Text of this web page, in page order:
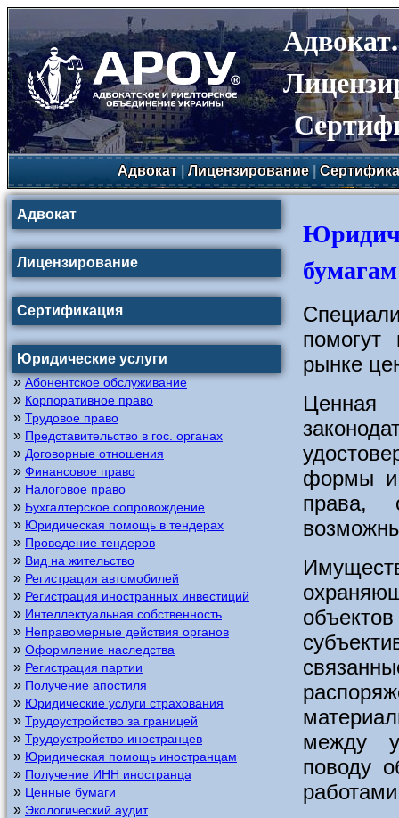
Адвокат|Лицензирование|
Адвокат
Лицензирование
Сертификация
Юридические услуги
»Абонентское обслуживание
» Корпоративное право
» Трудовое право
» Представительство в гос. органах
» Договорные отношения
» Финансовое право
» Налоговое право
» Бухгалтерское сопровождение
» Юридическая помощь в тендерах
» Проведение тендеров
» Вид на жительство
» Регистрация автомобилей
» Регистрация иностранных инвестиций
» Интеллектуальная собственность
» Неправомерные действия органов
» Оформление наследства
» Регистрация партии
» Получение апостиля
» Юридические услуги страхования
» Трудоустройство за границей
» Трудоустройство иностранцев
» Юридическая помощь иностранцам
» Получение ИНН иностранца
» Ценные бумаги
» Экологический аудит
бумагам
рынке
Ценная
формы и
права,
между
поводу